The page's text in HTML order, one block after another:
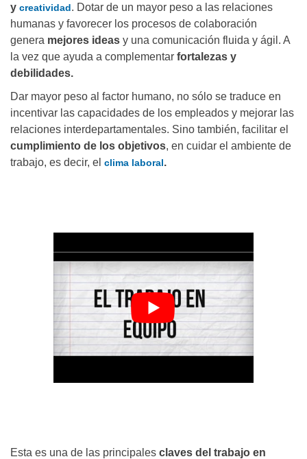
y creatividad. Dotar de un mayor peso a las relaciones
humanas y favorecer los procesos de colaboración
genera mejores ideas y una comunicación fluida y ágil. A
la vez que ayuda a complementar fortalezas y
debilidades.
Dar mayor peso al factor humano, no sólo se traduce en
incentivar las capacidades de los empleados y mejorar las
relaciones interdepartamentales. Sino también, facilitar el
cumplimiento de los objetivos, en cuidar el ambiente de
trabajo, es decir, el clima laboral.
Esta es una de las principales claves del trabajo en